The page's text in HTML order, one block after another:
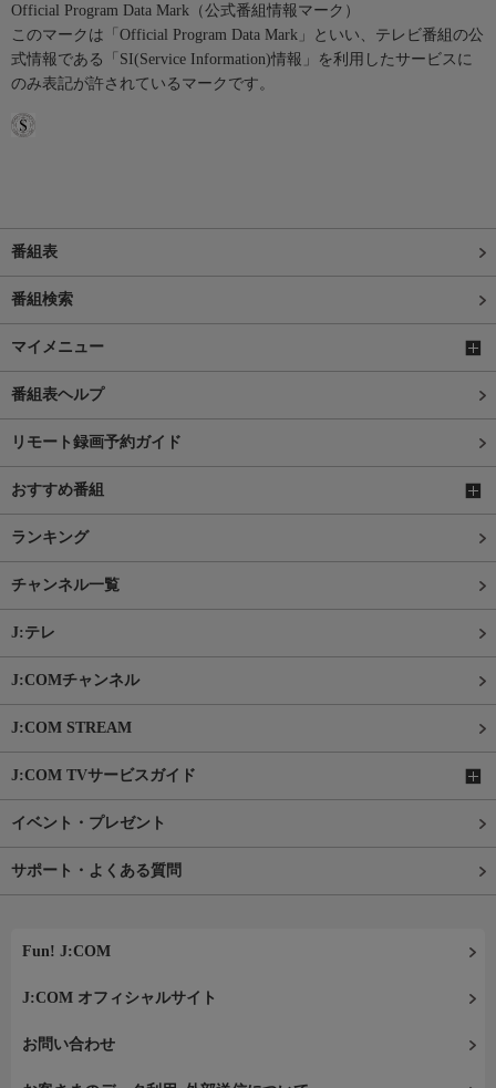
Official Program Data Mark（公式番組情報マーク）
このマークは「Official Program Data Mark」といい、テレビ番組の公
式情報である「SI(Service Information)情報」を利用したサービスに
のみ表記が許されているマークです。
番組表
番組検索
マイメニュー
番組表ヘルプ
リモート録画予約ガイド
おすすめ番組
ランキング
チャンネル一覧
J:テレ
J:COMチャンネル
J:COM STREAM
J:COM TVサービスガイド
イベント・プレゼント
サポート・よくある質問
Fun! J:COM
J:COM オフィシャルサイト
お問い合わせ